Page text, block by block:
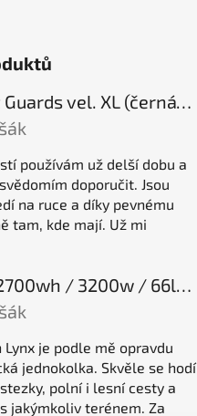
REKD Pro Wrist Guards vel. XL (černá) chrániče zápěstí
je 5 z 5 hvězdiček.
používám už delší dobu a
doporučit. Jsou
na ruce a díky pevnému
tam, kde mají. Už mi
Veteran Lynx (2700wh / 3200w / 66lb / 50E), elektrická jednokolka
je 5 z 5 hvězdiček.
Lynx je podle mě opravdu
jednokolka. Skvěle se hodí
polní i lesní cesty a
jakýmkoliv terénem. Za